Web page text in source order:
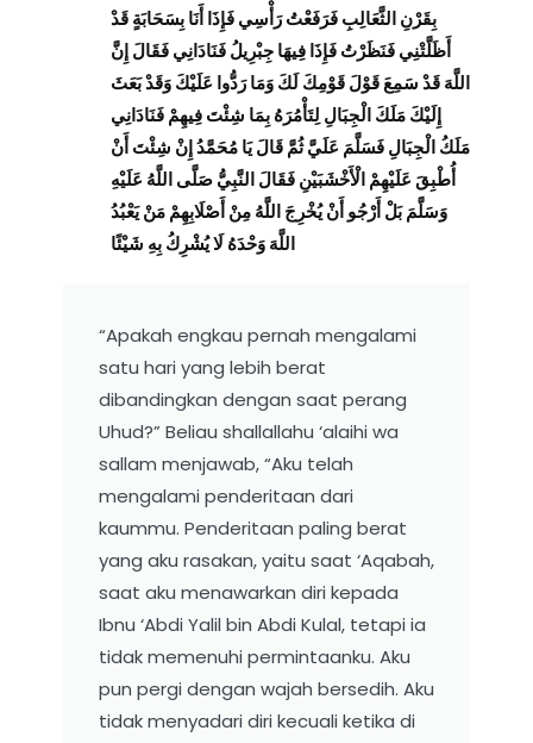
بِقَرْنِ الثَّعَالِبِ فَرَفَعْتُ رَأْسِي فَإِذَا أَنَا بِسَحَابَةٍ قَدْ
أَظَلَّتْنِي فَنَظَرْتُ فَإِذَا فِيهَا جِبْرِيلُ فَنَادَانِي فَقَالَ إِنَّ
اللَّهَ قَدْ سَمِعَ قَوْلَ قَوْمِكَ لَكَ وَمَا رَدُّوا عَلَيْكَ وَقَدْ بَعَثَ
إِلَيْكَ مَلَكَ الْجِبَالِ لِتَأْمُرَهُ بِمَا شِئْتَ فِيهِمْ فَنَادَانِي
مَلَكُ الْجِبَالِ فَسَلَّمَ عَلَيَّ ثُمَّ قَالَ يَا مُحَمَّدُ إِنْ شِئْتَ أَنْ
أُطْبِقَ عَلَيْهِمْ الْأَخْشَبَيْنِ فَقَالَ النَّبِيُّ صَلَّى اللَّهُ عَلَيْهِ
وَسَلَّمَ بَلْ أَرْجُو أَنْ يُخْرِجَ اللَّهُ مِنْ أَصْلَابِهِمْ مَنْ يَعْبُدُ
اللَّهَ وَحْدَهُ لَا يُشْرِكُ بِهِ شَيْئًا
“Apakah engkau pernah mengalami
satu hari yang lebih berat
dibandingkan dengan saat perang
Uhud?” Beliau shallallahu ‘alaihi wa
sallam menjawab, “Aku telah
mengalami penderitaan dari
kaummu. Penderitaan paling berat
yang aku rasakan, yaitu saat ‘Aqabah,
saat aku menawarkan diri kepada
Ibnu ‘Abdi Yalil bin Abdi Kulal, tetapi ia
tidak memenuhi permintaanku. Aku
pun pergi dengan wajah bersedih. Aku
tidak menyadari diri kecuali ketika di